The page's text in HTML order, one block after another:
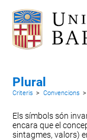
Plural
Criteris > Convencions >
Els símbols són
encara que el
sintagmes, valors)